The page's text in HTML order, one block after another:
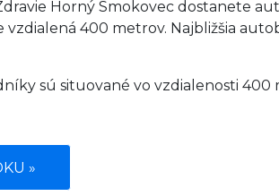
Horný Smokovec dostanete
400 metrov. Najbližšia
sú situované vo vzdialenosti 400
»